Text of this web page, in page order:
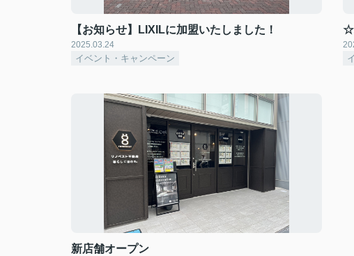
【お知らせ】LIXILに加盟いたしました！
2025.03.24
イベント・キャンペーン
新店舗オープン